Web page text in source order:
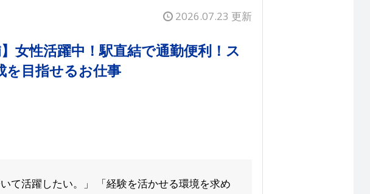
2026.07.23 更新
女性活躍中！駅直結で通勤便利！ス
を目指せるお仕事
て活躍したい。」 「経験を活かせる環境を求め